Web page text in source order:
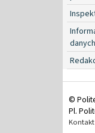
©
Pl.
Kontakt